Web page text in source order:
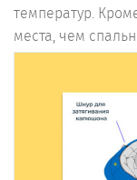
температур.
места, чем